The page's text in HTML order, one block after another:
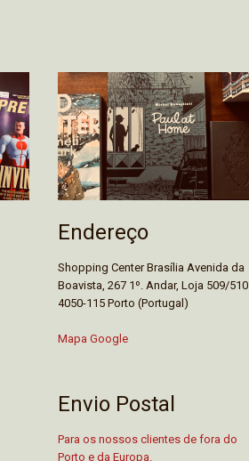
Endereço
Shopping Center Brasília Avenida da
Boavista, 267 1º. Andar, Loja 509/510
4050-115 Porto (Portugal)
Mapa Google
Envio Postal
Para os nossos clientes de fora do
Porto e da Europa.